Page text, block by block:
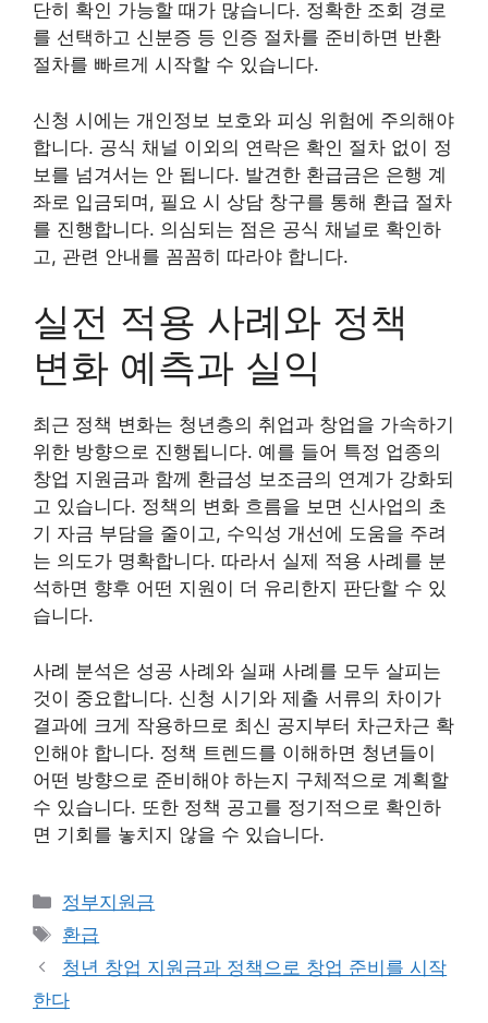
단히 확인 가능할 때가 많습니다. 정확한 조회 경로
를 선택하고 신분증 등 인증 절차를 준비하면 반환
절차를 빠르게 시작할 수 있습니다.
신청 시에는 개인정보 보호와 피싱 위험에 주의해야
합니다. 공식 채널 이외의 연락은 확인 절차 없이 정
보를 넘겨서는 안 됩니다. 발견한 환급금은 은행 계
좌로 입금되며, 필요 시 상담 창구를 통해 환급 절차
를 진행합니다. 의심되는 점은 공식 채널로 확인하
고, 관련 안내를 꼼꼼히 따라야 합니다.
실전 적용 사례와 정책
변화 예측과 실익
최근 정책 변화는 청년층의 취업과 창업을 가속하기
위한 방향으로 진행됩니다. 예를 들어 특정 업종의
창업 지원금과 함께 환급성 보조금의 연계가 강화되
고 있습니다. 정책의 변화 흐름을 보면 신사업의 초
기 자금 부담을 줄이고, 수익성 개선에 도움을 주려
는 의도가 명확합니다. 따라서 실제 적용 사례를 분
석하면 향후 어떤 지원이 더 유리한지 판단할 수 있
습니다.
사례 분석은 성공 사례와 실패 사례를 모두 살피는
것이 중요합니다. 신청 시기와 제출 서류의 차이가
결과에 크게 작용하므로 최신 공지부터 차근차근 확
인해야 합니다. 정책 트렌드를 이해하면 청년들이
어떤 방향으로 준비해야 하는지 구체적으로 계획할
수 있습니다. 또한 정책 공고를 정기적으로 확인하
면 기회를 놓치지 않을 수 있습니다.
카
테
리
정부지원금
태
그
환급
청년 창업 지원금과 정책으로 창업 준비를 시작
한다